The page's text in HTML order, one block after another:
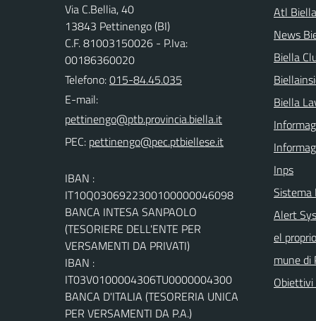
Via C.Bellia, 40
13843 Pettinengo (BI)
C.F. 81003150026 - P.Iva:
00186360020
Telefono:015-84.45.035
E-mail:
PEC:
IBAN :
IT10Q0306922300100000046098
BANCA INTESA SANPAOLO
(TESORIERE DELL'ENTE PER
VERSAMENTI DA PRIVATI)
IBAN :
IT03V0100004306TU0000004300
BANCA D'ITALIA (TESORERIA UNICA
PER VERSAMENTI DA P.A.)
Atl Biella
News
Biella
Biella
Inps
Sistema
Alert
el
mune di
Obiettivi